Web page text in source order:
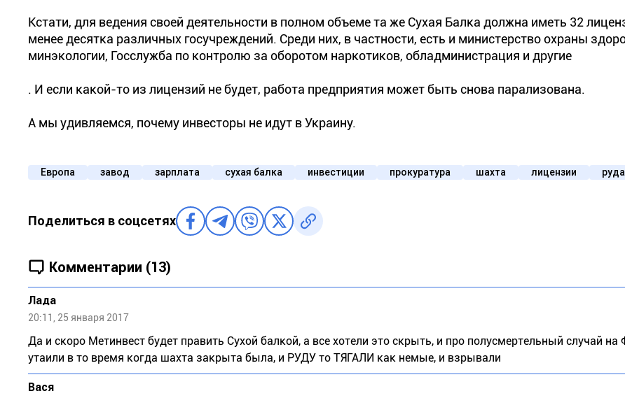
Кстати, для ведения своей деятельности в полном объеме та же Сухая Балка должна иметь 32
менее десятка различных госучреждений. Среди них, в частности, есть и министерство охраны
минэкологии, Госслужба по контролю за оборотом наркотиков, обладминистрация и другие
. И если какой-то из лицензий не будет, работа предприятия может быть снова парализована.
А мы удивляемся, почему инвесторы не идут в Украину.
Европа завод зарплата сухая балка инвестиции прокуратура шахта лицензии руда
Поделиться в соцсетях
Комментарии (13)
Лада
20:11, 25 января 2017
Да и скоро Метинвест будет править Сухой балкой, а все хотели это скрыть, и про полусмертельный случай на
утаили в то время когда шахта закрыта была, и РУДУ то ТЯГАЛИ как немые, и взрывали
Вася